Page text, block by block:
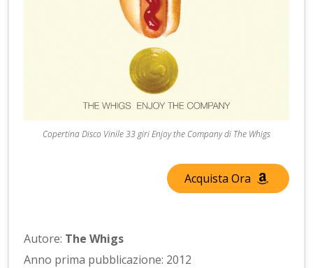
Copertina Disco Vinile 33 giri Enjoy the Company di The Whigs
Acquista Ora
Autore: The Whigs
Anno prima pubblicazione: 2012